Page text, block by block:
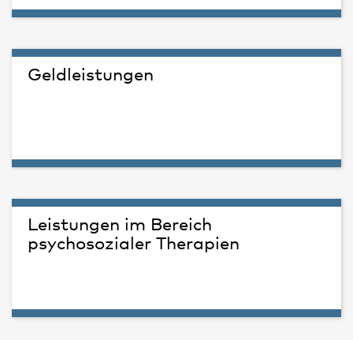
Geldleistungen
Leistungen im Bereich
psychosozialer Therapien